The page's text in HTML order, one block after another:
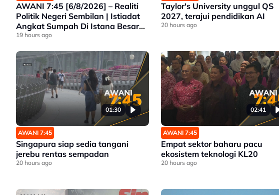
AWANI 7:45 [6/8/2026] – Realiti
Politik Negeri Sembilan | Istiadat
Angkat Sumpah Di Istana Besar
Seri Menanti | Pendakwaan Di
Antarabangsa Busan
19 hours ago
Taylor's University unggul QS
2027, terajui pendidikan AI
20 hours ago
01:30
AWANI 7:45
Singapura siap sedia tangani
jerebu rentas sempadan
20 hours ago
02:41
AWANI 7:45
Empat sektor baharu pacu
ekosistem teknologi KL20
20 hours ago